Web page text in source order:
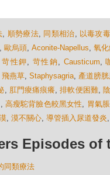
, 順勢療法, 同類相治, 以毒攻毒
, 歐烏頭,Aconite-Napellus,氧
苛性鉀, 苛性鈉, Causticum,
飛燕草, Staphysagria, 產道膀
, 肛門痠痛痕癢,排軟便困難,
, 高瘦駝背臉色較黑女性, 胃氣脹
, 漠不關心, 導管插入尿道發炎,
Episodes of
同類療法